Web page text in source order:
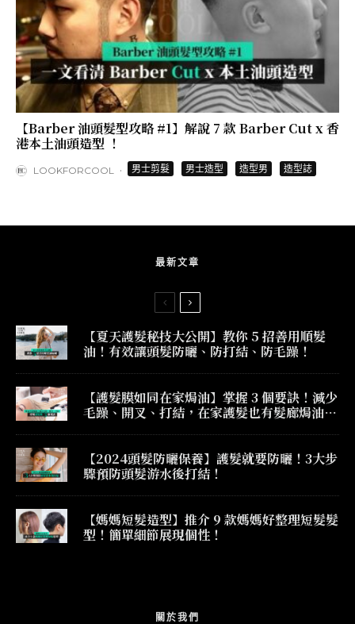
【Barber 油頭髮型攻略 #1】解說 7 款 Barber Cut x 香
港本土油頭造型 ！
LOOKFORCOOL · 男士剪髮 男士造型 造型男 造型誌
最新文章
【夏天護髮秘技大公開】教你 5 招善用順髮
油！有效讓頭髮防曬、防打結、防毛躁！
【護髮膜如同在家焗油】掌握 3 個要訣！減少
毛躁、開叉、打結，在家護髮也有髮廊焗油效
【2024頭髮防曬保養】護髮就要防曬！3大步
驟預防頭髮游水後打結！
【媽媽短髮造型】推介 9 款媽媽好整理短髮髮
型！簡單細節展現個性！
關於我們